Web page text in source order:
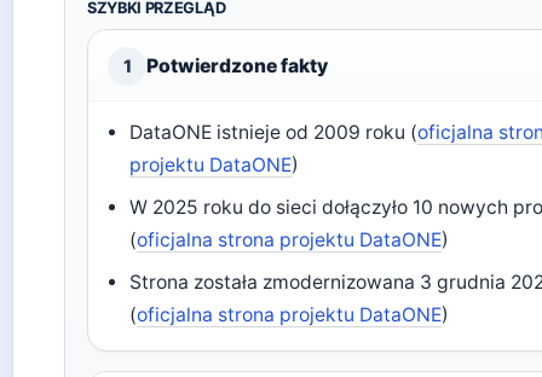
SZYBKI PRZEGLĄD
1 Potwierdzone fakty
DataONE istnieje od 2009 roku (oficjalna
projektu DataONE)
W 2025 roku do sieci dołączyło 10 nowych
(oficjalna strona projektu DataONE)
Strona została zmodernizowana 3 grudnia
(oficjalna strona projektu DataONE)